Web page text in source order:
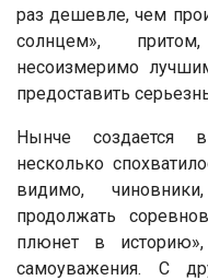
раз дешевле, чем
солнцем»,
несоизмеримо
предоставить
Нынче создается
несколько
видимо,
продолжать
плюнет в
самоуважения. С